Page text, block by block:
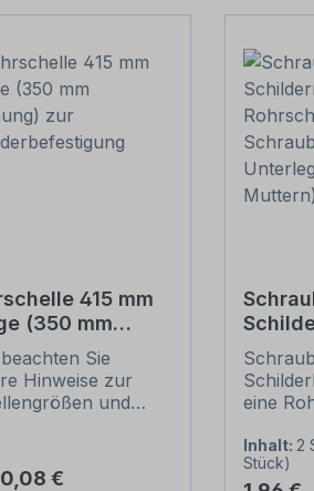
415 mm
(350 mm
zurSie
Hinweise zur
und
unten).
Preis:
€
1
6
eine
Inhalt: 2
Stück)